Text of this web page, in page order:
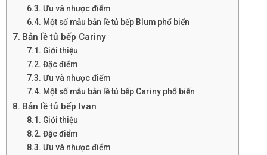
Ưu và nhược điểm
Một số mẫu bản lề tủ bếp Blum phổ biến
Bản lề tủ bếp Cariny
Giới thiệu
Đặc điểm
Ưu và nhược điểm
Một số mẫu bản lề tủ bếp Cariny phổ biến
Bản lề tủ bếp Ivan
Giới thiệu
Đặc điểm
Ưu và nhược điểm